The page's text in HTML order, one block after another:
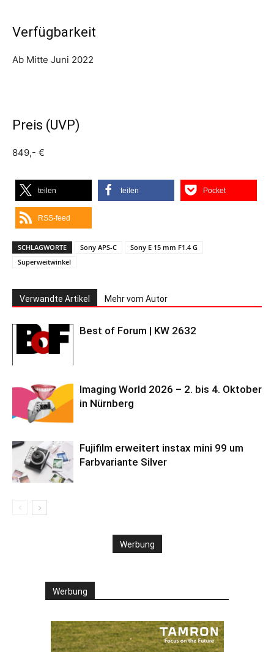
Verfügbarkeit
Ab Mitte Juni 2022
Preis (UVP)
849,- €
teilen teilen Pocket
RSS-feed
SCHLAGWORTE Sony APS-C
Sony E 15 mm F1.4 G
Superweitwinkel
Verwandte Artikel Mehr vom Autor
Best of Forum | KW 2632
Imaging World 2026 – 2. bis 4. Oktober
in Nürnberg
Fujifilm erweitert instax mini 99 um
Farbvariante Silver
Werbung
Werbung